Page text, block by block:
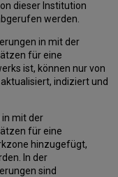
dieser Institution
werden.
in mit der
für eine
ist, können nur von
indiziert und
mit der
für eine
hinzugefügt,
In der
sind